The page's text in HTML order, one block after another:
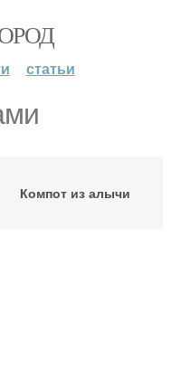
статьи
Компот из алычи